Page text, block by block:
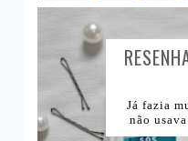
DE
Já fazia
não